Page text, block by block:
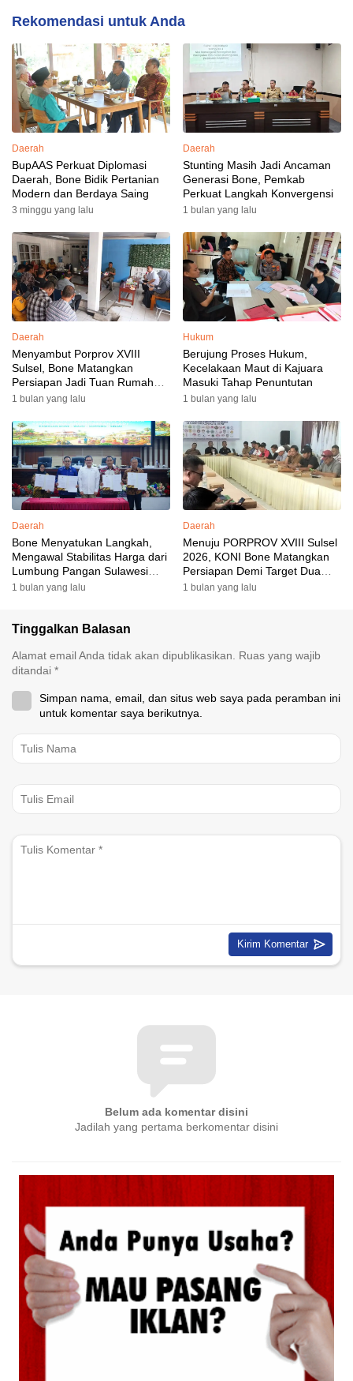
Rekomendasi untuk Anda
Daerah
BupAAS Perkuat Diplomasi
Daerah, Bone Bidik Pertanian
Modern dan Berdaya Saing
3 minggu yang lalu
Daerah
Stunting Masih Jadi Ancaman
Generasi Bone, Pemkab
Perkuat Langkah Konvergensi
1 bulan yang lalu
Daerah
Menyambut Porprov XVIII
Sulsel, Bone Matangkan
Persiapan Jadi Tuan Rumah
yang Berkesan: Wakil Bupati
Targetkan Venue dan
Akomodasi Rampung
1 bulan yang lalu
Hukum
Berujung Proses Hukum,
Kecelakaan Maut di Kajuara
Masuki Tahap Penuntutan
1 bulan yang lalu
Daerah
Bone Menyatukan Langkah,
Mengawal Stabilitas Harga dari
Lumbung Pangan Sulawesi
Selatan
1 bulan yang lalu
Daerah
Menuju PORPROV XVIII Sulsel
2026, KONI Bone Matangkan
Persiapan Demi Target Dua
Besar
1 bulan yang lalu
Tinggalkan Balasan
Alamat email Anda tidak akan dipublikasikan. Ruas yang wajib
ditandai *
Simpan nama, email, dan situs web saya pada peramban ini
untuk komentar saya berikutnya.
Belum ada komentar disini
Jadilah yang pertama berkomentar disini